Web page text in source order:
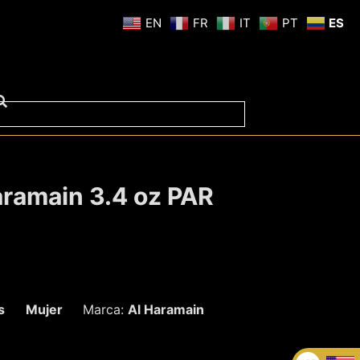
3.4 oz PAR
Mujer Marca: Al Haramain
EN FR IT PT ES